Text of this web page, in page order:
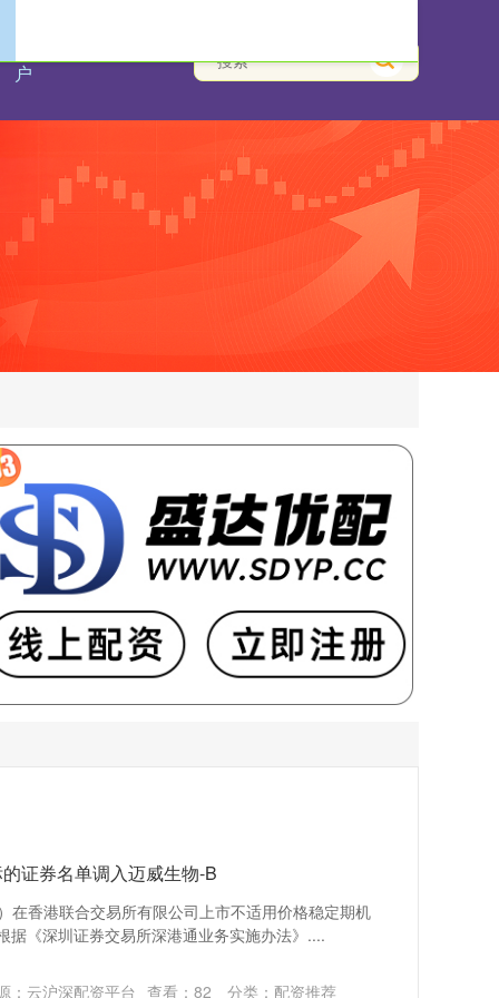
户
证券名单调入迈威生物-B
在香港联合交易所有限公司上市不适用价格稳定期机
据《深圳证券交易所深港通业务实施办法》....
：云沪深配资平台 查看： 82 分类： 配资推荐